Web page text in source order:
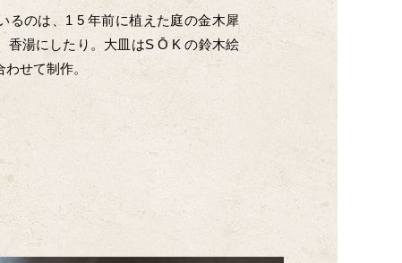
るのは、1 5 年前に植えた庭の金木犀
香湯にしたり。大皿はS Ō K の鈴木絵
せて制作。